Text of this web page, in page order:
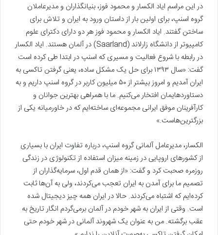
در این مراسم ایاد الکسار و محمود فوز، بنیانگذاران و مدیرعاملان
گروه اسنپ، برای اولین بار از داستان ورود به ایران و تلاش برای
ساختن گفتند. ایاد الکسار و محمود فوز هر دو دارای دکترای علوم
کامپیوتر از دانشگاه زارلاند (Saarland) در آلمان هستند. ایاد الکسار
در رابطه با شروع فعالیت و مسیری که اسنپ در ابتدا طی کرده است
گفت: «سال ۱۳۹۳ برای حل یک مشکل ساده، یعنی گرفتن تاکسی به
ایران آمدیم و امروز بیشتر از ۵۰ میلیون کاربر در گروه اسنپ داریم و به
دستاوردهایمان افتخار می‌کنیم. ما با همراهی بهترین جوانان و
کارآفرینان موفق ایرانی مجموعه‌ای ساخته‌ایم که در خاورمیانه یکی از
بزرگترین‌هاست.»
الکسار، مدیرعامل آلمانی‌ گروه اسنپ، درباره تفاوت ایران با بسیاری
از کشورهای اروپایی در زمینه میزان استفاده از تکنولوژی در زندگی
روزمره صحبت کرد و گفت: «از همان قدم اول، سرمایه‌گذاران از
تصمیم ما برای آمدن به ایران تعجب می‌کردند، ولی به آن‌ها ثابت
کرده‌ایم که اشتباه می‌کردند. حالا در ایران همه چیز دیجیتال شده
است. وقتی از ایران به شهر خودم در آلمان برمی‌گردم انگار تاریخ به
عقب برگشته. من به عنوان یک شهروند آلمانی در شهر خودم حتی